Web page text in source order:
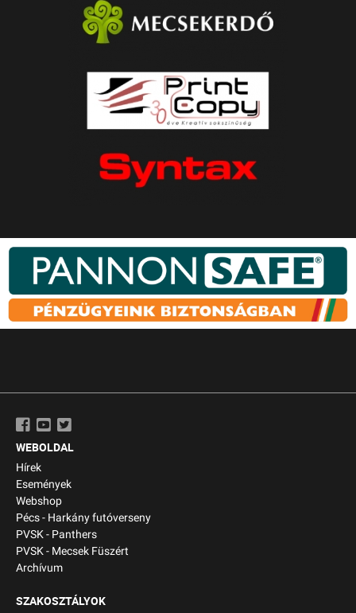
WEBOLDAL
Hírek
Események
Webshop
Pécs - Harkány futóverseny
PVSK - Panthers
PVSK - Mecsek Füszért
Archívum
SZAKOSZTÁLYOK